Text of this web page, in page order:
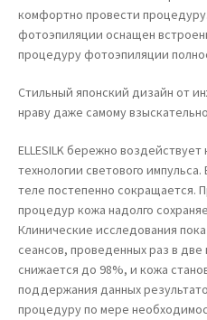
комфортно провести
фотоэпиляции оснащен
процедуру фотоэпиляции
Стильный японский дизайн от
нраву даже самому
ELLESILK бережно
технологии светового
теле постепенно сокращается.
процедур кожа надолго
Клинические исследования
сеансов, проведенных раз в
снижается до 98%, и кожа
поддержания данных
процедуру по мере